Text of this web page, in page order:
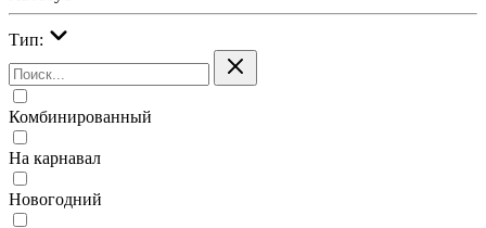
Тип:
Комбинированный
На карнавал
Новогодний